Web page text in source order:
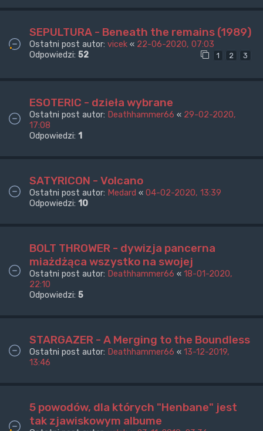
SEPULTURA - Beneath the remains (1989)
Ostatni post autor: vicek « 22-06-2020, 07:03
Odpowiedzi: 52 1 2 3
ESOTERIC - dzieła wybrane
Ostatni post autor: Deathhammer66 « 29-02-2020,
17:08
Odpowiedzi: 1
SATYRICON - Volcano
Ostatni post autor: Medard « 04-02-2020, 13:39
Odpowiedzi: 10
BOLT THROWER - dywizja pancerna
miażdżąca wszystko na swojej
Ostatni post autor: Deathhammer66 « 18-01-2020,
22:10
Odpowiedzi: 5
STARGAZER - A Merging to the Boundless
Ostatni post autor: Deathhammer66 « 13-12-2019,
13:46
5 powodów, dla których "Henbane" jest
tak zjawiskowym albume